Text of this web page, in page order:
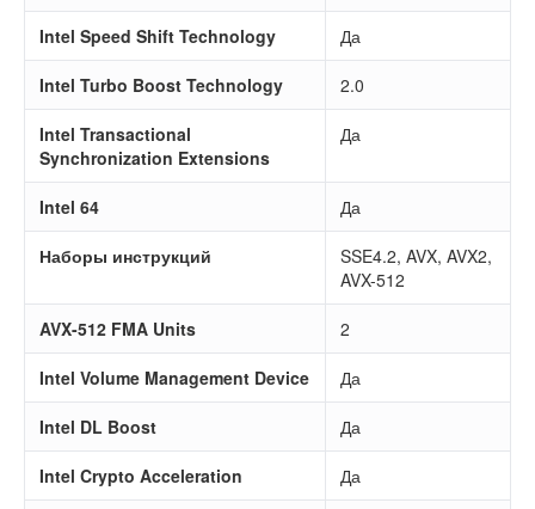
Intel Speed Shift Technology Да
Intel Turbo Boost Technology 2.0
Intel Transactional
Synchronization Extensions
Да
Intel 64 Да
Наборы инструкций
SSE4.2, AVX, AVX2,
AVX-512
AVX-512 FMA Units 2
Intel Volume Management Device Да
Intel DL Boost Да
Intel Crypto Acceleration Да